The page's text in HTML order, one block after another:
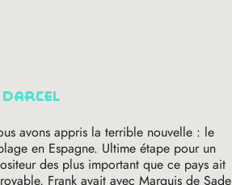
darcel
avons appris la terrible nouvelle : le
en Espagne. Ultime étape pour un
des plus important que ce pays ait
Frank avait avec Marquis de Sade